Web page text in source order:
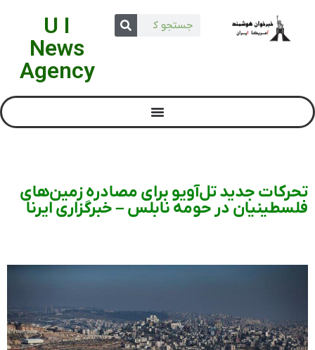
U I
News
Agency
تحرکات جدید تل‌آویو برای مصادره زمین‌های
فلسطینیان در حومه نابلس – خبرگزاری ایرنا